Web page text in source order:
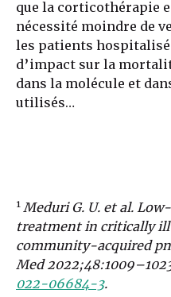
que la corticothérapie
nécessité moindre de
les patients
d’impact sur la
dans la molécule et
utilisés…
1 Meduri G. U. et al.
treatment in critically
community-acquired
Med
022-06684-3.